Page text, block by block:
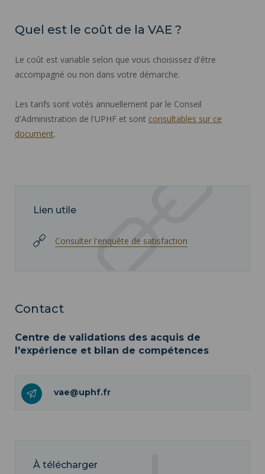
Quel est le coût de la VAE ?
Le coût est variable selon que vous choisissez d'être
accompagné ou non dans votre démarche.
Les tarifs sont votés annuellement par le Conseil
d'Administration de l'UPHF et sont consultables sur ce
document.
Lien utile
Consulter l'enquête de satisfaction
Contact
Centre de validations des acquis de
l'expérience et bilan de compétences
vae@uphf.fr
À télécharger